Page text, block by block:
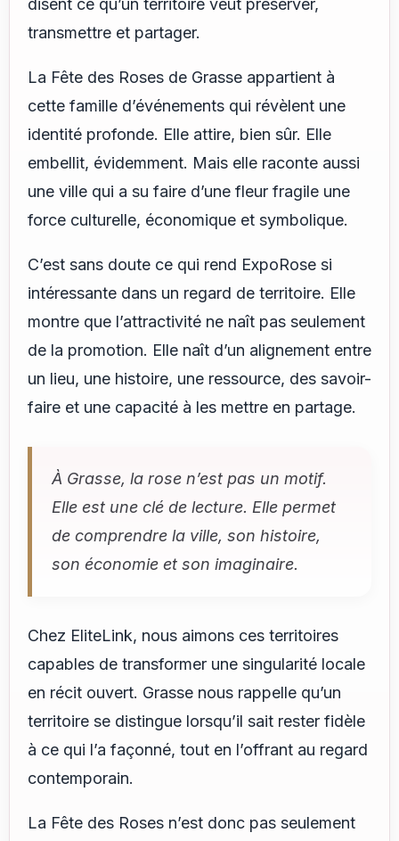
disent ce qu’un territoire veut préserver,
transmettre et partager.
La Fête des Roses de Grasse appartient à
cette famille d’événements qui révèlent une
identité profonde. Elle attire, bien sûr. Elle
embellit, évidemment. Mais elle raconte aussi
une ville qui a su faire d’une fleur fragile une
force culturelle, économique et symbolique.
C’est sans doute ce qui rend ExpoRose si
intéressante dans un regard de territoire. Elle
montre que l’attractivité ne naît pas seulement
de la promotion. Elle naît d’un alignement entre
un lieu, une histoire, une ressource, des savoir-
faire et une capacité à les mettre en partage.
À Grasse, la rose n’est pas un motif.
Elle est une clé de lecture. Elle permet
de comprendre la ville, son histoire,
son économie et son imaginaire.
Chez EliteLink, nous aimons ces territoires
capables de transformer une singularité locale
en récit ouvert. Grasse nous rappelle qu’un
territoire se distingue lorsqu’il sait rester fidèle
à ce qui l’a façonné, tout en l’offrant au regard
contemporain.
La Fête des Roses n’est donc pas seulement